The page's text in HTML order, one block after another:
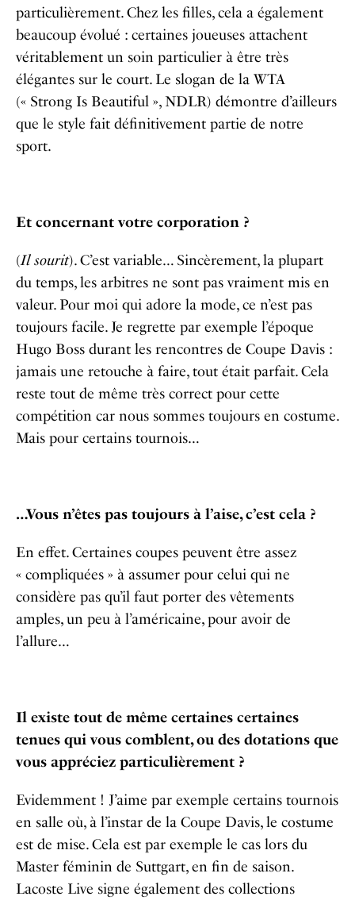
particulièrement. Chez les filles, cela a également
beaucoup évolué : certaines joueuses attachent
véritablement un soin particulier à être très
élégantes sur le court. Le slogan de la WTA
(« Strong Is Beautiful », NDLR) démontre d’ailleurs
que le style fait définitivement partie de notre
sport.
Et concernant votre corporation ?
(Il sourit). C’est variable… Sincèrement, la plupart
du temps, les arbitres ne sont pas vraiment mis en
valeur. Pour moi qui adore la mode, ce n’est pas
toujours facile. Je regrette par exemple l’époque
Hugo Boss durant les rencontres de Coupe Davis :
jamais une retouche à faire, tout était parfait. Cela
reste tout de même très correct pour cette
compétition car nous sommes toujours en costume.
Mais pour certains tournois…
…Vous n’êtes pas toujours à l’aise, c’est cela ?
En effet. Certaines coupes peuvent être assez
« compliquées » à assumer pour celui qui ne
considère pas qu’il faut porter des vêtements
amples, un peu à l’américaine, pour avoir de
l’allure…
Il existe tout de même certaines certaines
tenues qui vous comblent, ou des dotations que
vous appréciez particulièrement ?
Evidemment ! J’aime par exemple certains tournois
en salle où, à l’instar de la Coupe Davis, le costume
est de mise. Cela est par exemple le cas lors du
Master féminin de Suttgart, en fin de saison.
Lacoste Live signe également des collections